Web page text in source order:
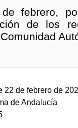
febrero,
de los
22 de febrero de
de Andalucía